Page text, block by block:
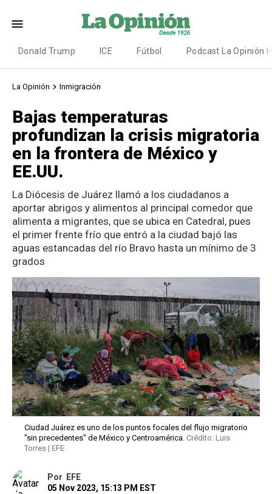
Donald Trump ICE Fútbol Podcast La Opinión
La Opinión Inmigración
Bajas temperaturas
profundizan la crisis migratoria
en la frontera de México y
EE.UU.
La Diócesis de Juárez llamó a los ciudadanos a
aportar abrigos y alimentos al principal comedor que
alimenta a migrantes, que se ubica en Catedral, pues
el primer frente frío que entró a la ciudad bajó las
aguas estancadas del río Bravo hasta un mínimo de 3
grados
Ciudad Juárez es uno de los puntos focales del flujo migratorio
"sin precedentes" de México y Centroamérica. Crédito: Luis
Torres | EFE
Por
EFE
05 Nov 2023, 15:13 PM EST